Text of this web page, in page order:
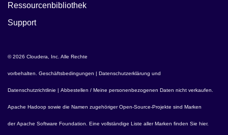
Ressourcenbibliothek
Support
© 2026 Cloudera, Inc. Alle Rechte
vorbehalten. Geschäftsbedingungen | Datenschutzerklärung und
Datenschutzrichtlinie | Abbestellen / Meine personenbezogenen Daten nicht verkaufen
Apache Hadoop sowie die Namen zugehöriger Open-Source-Projekte sind Marken
derApache Software Foundation . Eine vollständige Liste aller Marken finden Sie hier.